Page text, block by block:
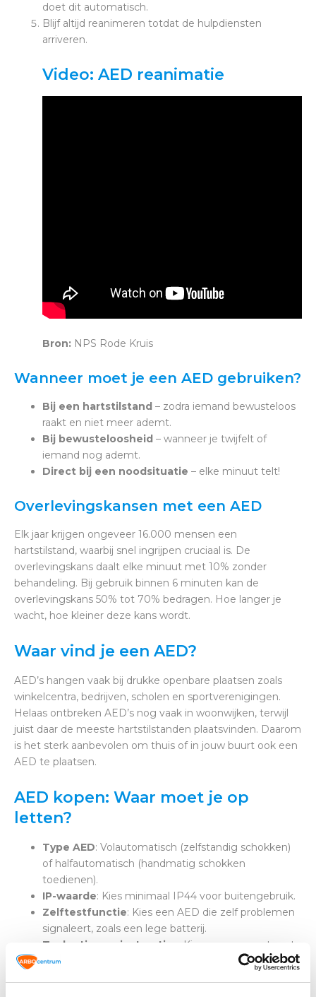
doet dit automatisch.
Blijf altijd reanimeren totdat de hulpdiensten
arriveren.
Video: AED reanimatie
Bron: NPS Rode Kruis
Wanneer moet je een AED gebruiken?
Bij een hartstilstand – zodra iemand bewusteloos
raakt en niet meer ademt.
Bij bewusteloosheid – wanneer je twijfelt of
iemand nog ademt.
Direct bij een noodsituatie – elke minuut telt!
Overlevingskansen met een AED
Elk jaar krijgen ongeveer 16.000 mensen een
hartstilstand, waarbij snel ingrijpen cruciaal is. De
overlevingskans daalt elke minuut met 10% zonder
behandeling. Bij gebruik binnen 6 minuten kan de
overlevingskans 50% tot 70% bedragen. Hoe langer je
wacht, hoe kleiner deze kans wordt.
Waar vind je een AED?
AED’s hangen vaak bij drukke openbare plaatsen zoals
winkelcentra, bedrijven, scholen en sportverenigingen.
Helaas ontbreken AED’s nog vaak in woonwijken, terwijl
juist daar de meeste hartstilstanden plaatsvinden. Daarom
is het sterk aanbevolen om thuis of in jouw buurt ook een
AED te plaatsen.
AED kopen: Waar moet je op
letten?
Type AED: Volautomatisch (zelfstandig schokken)
of halfautomatisch (handmatig schokken
toedienen).
IP-waarde: Kies minimaal IP44 voor buitengebruik.
Zelftestfunctie: Kies een AED die zelf problemen
signaleert, zoals een lege batterij.
Taalopties en instructies
: Kies een apparaat met
duidelijke, eventueel meertalige instructies.